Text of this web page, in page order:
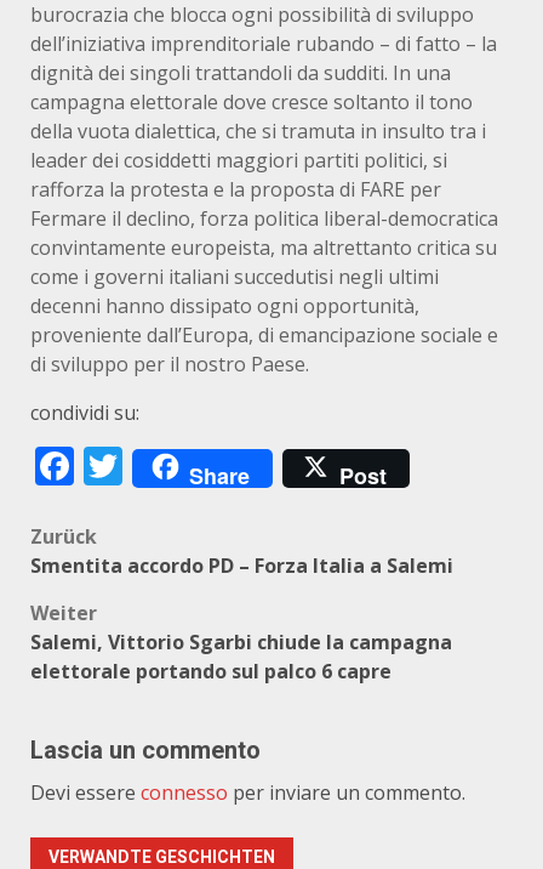
burocrazia che blocca ogni possibilità di sviluppo
dell’iniziativa imprenditoriale rubando – di fatto – la
dignità dei singoli trattandoli da sudditi. In una
campagna elettorale dove cresce soltanto il tono
della vuota dialettica, che si tramuta in insulto tra i
leader dei cosiddetti maggiori partiti politici, si
rafforza la protesta e la proposta di FARE per
Fermare il declino, forza politica liberal-democratica
convintamente europeista, ma altrettanto critica su
come i governi italiani succedutisi negli ultimi
decenni hanno dissipato ogni opportunità,
proveniente dall’Europa, di emancipazione sociale e
di sviluppo per il nostro Paese.
condividi su:
Facebook
Twitter
Share Post
Beitragsnavigation
Zurück
Smentita accordo PD – Forza Italia a Salemi
Weiter
Salemi, Vittorio Sgarbi chiude la campagna
elettorale portando sul palco 6 capre
Lascia un commento
Devi essere connesso per inviare un commento.
VERWANDTE GESCHICHTEN